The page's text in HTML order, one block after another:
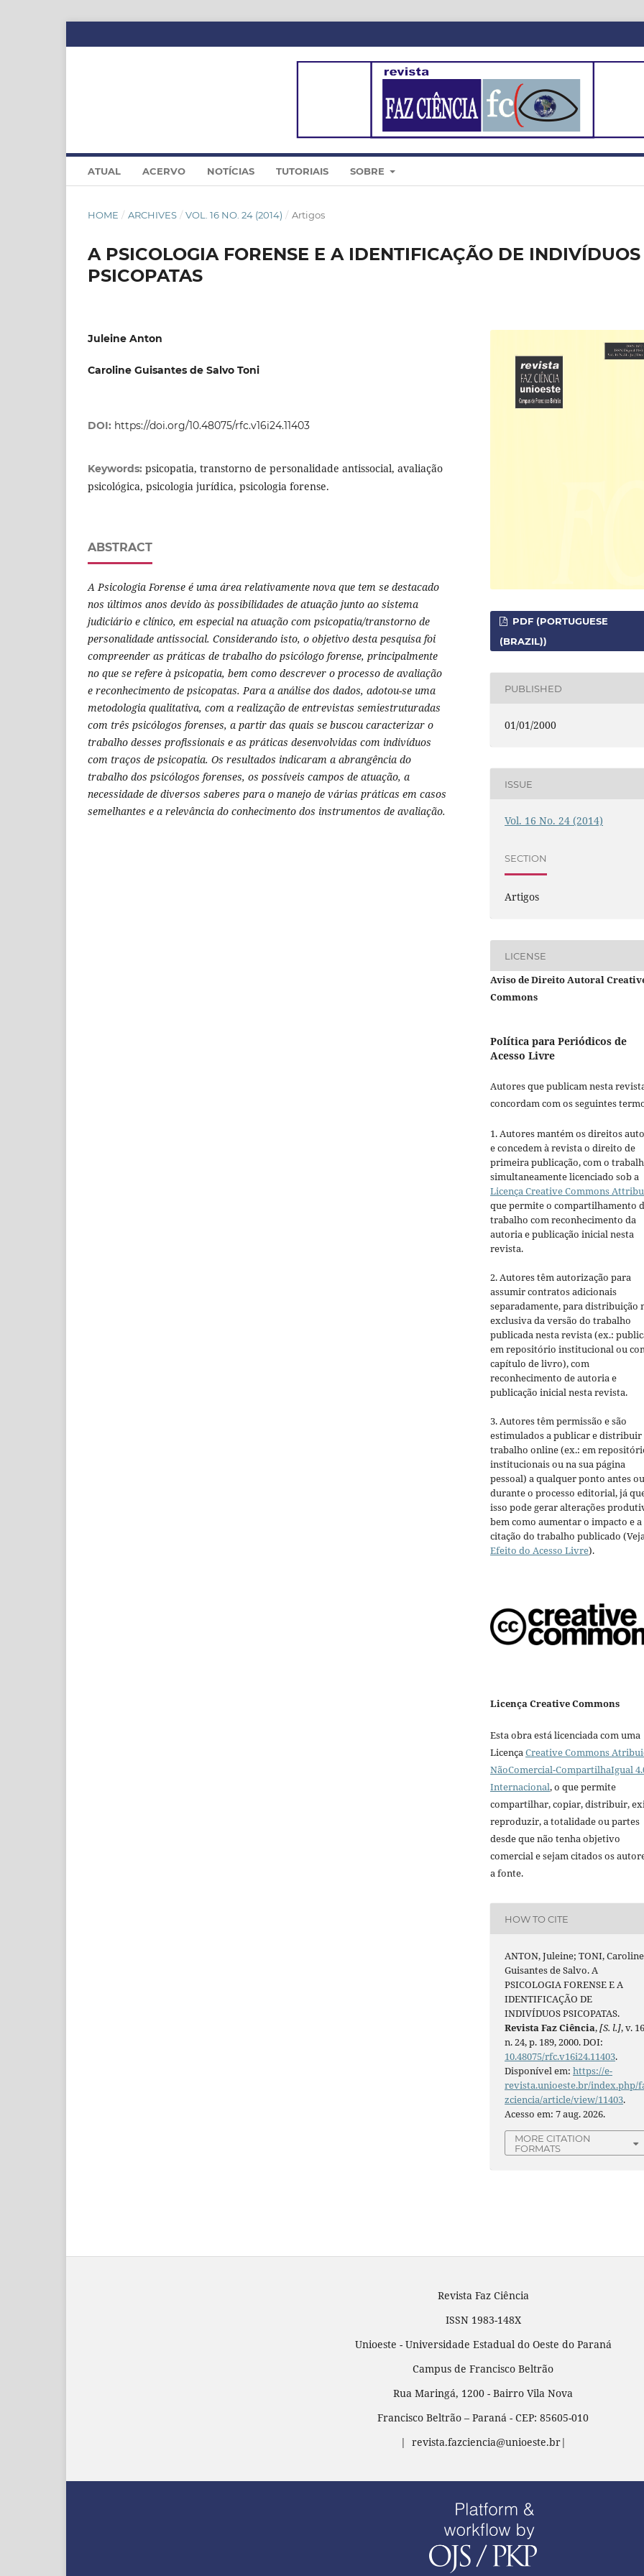
ATUAL ACERVO NOTÍCIAS TUTORIAIS SOBRE
HOME / ARCHIVES / VOL. 16 NO. 24 (2014) / Artigos
A PSICOLOGIA FORENSE E A IDENTIFICAÇÃO DE INDIVÍDUOS
PSICOPATAS
Juleine Anton
Caroline Guisantes de Salvo Toni
DOI: https://doi.org/10.48075/rfc.v16i24.11403
Keywords: psicopatia, transtorno de personalidade antissocial, avaliação
psicológica, psicologia jurídica, psicologia forense.
ABSTRACT
A Psicologia Forense é uma área relativamente nova que tem se destacado
nos últimos anos devido às possibilidades de atuação junto ao sistema
judiciário e clínico, em especial na atuação com psicopatia/transtorno de
personalidade antissocial. Considerando isto, o objetivo desta pesquisa foi
compreender as práticas de trabalho do psicólogo forense, principalmente
no que se refere à psicopatia, bem como descrever o processo de avaliação
e reconhecimento de psicopatas. Para a análise dos dados, adotou-se uma
metodologia qualitativa, com a realização de entrevistas semiestruturadas
com três psicólogos forenses, a partir das quais se buscou caracterizar o
trabalho desses profissionais e as práticas desenvolvidas com indivíduos
com traços de psicopatia. Os resultados indicaram a abrangência do
trabalho dos psicólogos forenses, os possíveis campos de atuação, a
necessidade de diversos saberes para o manejo de várias práticas em casos
semelhantes e a relevância do conhecimento dos instrumentos de avaliação.
PDF (PORTUGUESE
(BRAZIL))
PUBLISHED
01/01/2000
ISSUE
Vol. 16 No. 24 (2014)
SECTION
Artigos
LICENSE
Aviso de Direito Autoral
Commons
Política para Periódicos de
Acesso Livre
Autores que publicam nesta
concordam com os seguintes
1. Autores mantém os direitos
e concedem à revista o direito de
primeira publicação, com o
simultaneamente licenciado sob a
Licença Creative Commons
que permite o compartilhamento
trabalho com reconhecimento da
autoria e publicação inicial nesta
revista.
2. Autores têm autorização para
assumir contratos adicionais
separadamente, para distribuição
exclusiva da versão do trabalho
publicada nesta revista (ex.:
em repositório institucional ou
capítulo de livro), com
reconhecimento de autoria e
publicação inicial nesta revista.
3. Autores têm permissão e são
estimulados a publicar e distribuir
trabalho online (ex.: em
institucionais ou na sua página
pessoal) a qualquer ponto antes ou
durante o processo editorial, já
isso pode gerar alterações
bem como aumentar o impacto e a
citação do trabalho publicado
Efeito do Acesso Livre).
Licença Creative Commons
Esta obra está licenciada com uma
LicençaCreative Commons
NãoComercial-CompartilhaIgual
Internacional, o que permite
compartilhar, copiar, distribuir,
reproduzir, a totalidade ou partes
desde que não tenha objetivo
comercial e sejam citados os
a fonte.
HOW TO CITE
ANTON, Juleine; TONI, Caroline
Guisantes de Salvo. A
PSICOLOGIA FORENSE E A
IDENTIFICAÇÃO DE
INDIVÍDUOS PSICOPATAS.
Revista Faz Ciência,[S. l.], v.
n. 24, p. 189, 2000. DOI:
10.48075/rfc.v16i24.11403.
Disponível em:https://e-
revista.unioeste.br/index.php/
zciencia/article/view/11403.
Acesso em: 7 aug. 2026.
MORE CITATION
FORMATS
Revista Faz Ciência
ISSN 1983-148X
Unioeste - Universidade Estadual do Oeste do Paraná
Campus de Francisco Beltrão
Rua Maringá, 1200 - Bairro Vila Nova
Francisco Beltrão – Paraná - CEP: 85605-010
| revista.fazciencia@unioeste.br|